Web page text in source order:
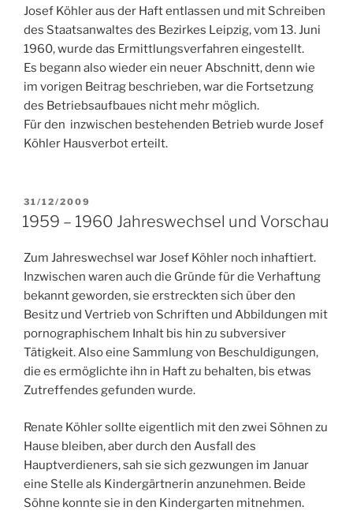
Josef Köhler aus der Haft entlassen und mit Schreiben
des Staatsanwaltes des Bezirkes Leipzig, vom 13. Juni
1960, wurde das Ermittlungsverfahren eingestellt.
Es begann also wieder ein neuer Abschnitt, denn wie
im vorigen Beitrag beschrieben, war die Fortsetzung
des Betriebsaufbaues nicht mehr möglich.
Für den inzwischen bestehenden Betrieb wurde Josef
Köhler Hausverbot erteilt.
VERÖFFENTLICHT
AM
31/12/2009
1959 – 1960 Jahreswechsel und Vorschau
Zum Jahreswechsel war Josef Köhler noch inhaftiert.
Inzwischen waren auch die Gründe für die Verhaftung
bekannt geworden, sie erstreckten sich über den
Besitz und Vertrieb von Schriften und Abbildungen mit
pornographischem Inhalt bis hin zu subversiver
Tätigkeit. Also eine Sammlung von Beschuldigungen,
die es ermöglichte ihn in Haft zu behalten, bis etwas
Zutreffendes gefunden wurde.
Renate Köhler sollte eigentlich mit den zwei Söhnen zu
Hause bleiben, aber durch den Ausfall des
Hauptverdieners, sah sie sich gezwungen im Januar
eine Stelle als Kindergärtnerin anzunehmen. Beide
Söhne konnte sie in den Kindergarten mitnehmen.